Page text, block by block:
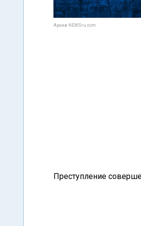
Архив NEWSru.com
Преступление